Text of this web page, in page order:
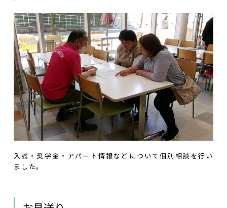
入試・奨学金・アパート情報などについて個別相談を行い
ました。